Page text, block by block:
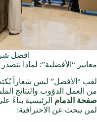
افضل
معايير “الأفضلية”: لماذا
لقب “الأفضل” ليس شعاراً
من العمل الدؤوب والنتائج
صفحة الدمام الرئيسية بناءً
لمن يبحث عن الاحترافية: